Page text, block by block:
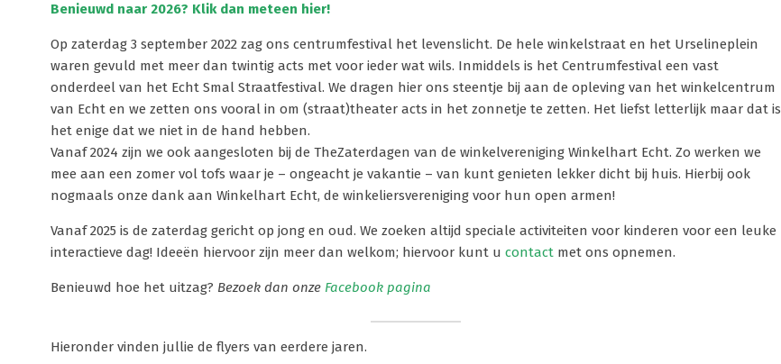
Benieuwd naar 2026? Klik dan meteen hier!
Op zaterdag 3 september 2022 zag ons centrumfestival het levenslicht. De hele winkelstraat en het Urselineplein
waren gevuld met meer dan twintig acts met voor ieder wat wils. Inmiddels is het Centrumfestival een vast
onderdeel van het Echt Smal Straatfestival. We dragen hier ons steentje bij aan de opleving van het winkelcentrum
van Echt en we zetten ons vooral in om (straat)theater acts in het zonnetje te zetten. Het liefst letterlijk maar dat is
het enige dat we niet in de hand hebben.
Vanaf 2024 zijn we ook aangesloten bij de TheZaterdagen van de winkelvereniging Winkelhart Echt. Zo werken we
mee aan een zomer vol tofs waar je – ongeacht je vakantie – van kunt genieten lekker dicht bij huis. Hierbij ook
nogmaals onze dank aan Winkelhart Echt, de winkeliersvereniging voor hun open armen!
Vanaf 2025 is de zaterdag gericht op jong en oud. We zoeken altijd speciale activiteiten voor kinderen voor een leuke
interactieve dag! Ideeën hiervoor zijn meer dan welkom; hiervoor kunt u contact met ons opnemen.
Benieuwd hoe het uitzag? Bezoek dan onze Facebook pagina
Hieronder vinden jullie de flyers van eerdere jaren.